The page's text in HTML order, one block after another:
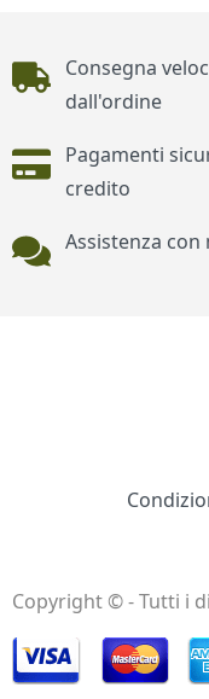
Piè di pagina
Consegna
dall'ordine
Pagamenti
credito
Assistenza
Copyright © - Tutti i